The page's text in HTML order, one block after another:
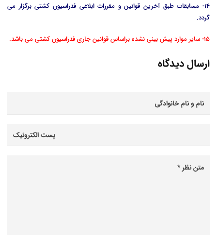
14- مسابقات طبق آخرین قوانین و مقررات ابلاغی فدراسیون کشتی برگزار می
گردد.
15- سایر موارد پیش بینی نشده براساس قوانین جاری فدراسیون کشتی می باشد.
ارسال دیدگاه